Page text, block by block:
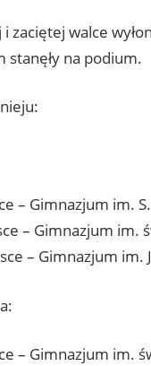
i zaciętej walce
stanęły na podium.
– Gimnazjum im.
– Gimnazjum im.
– Gimnazjum im.
– Gimnazjum im.